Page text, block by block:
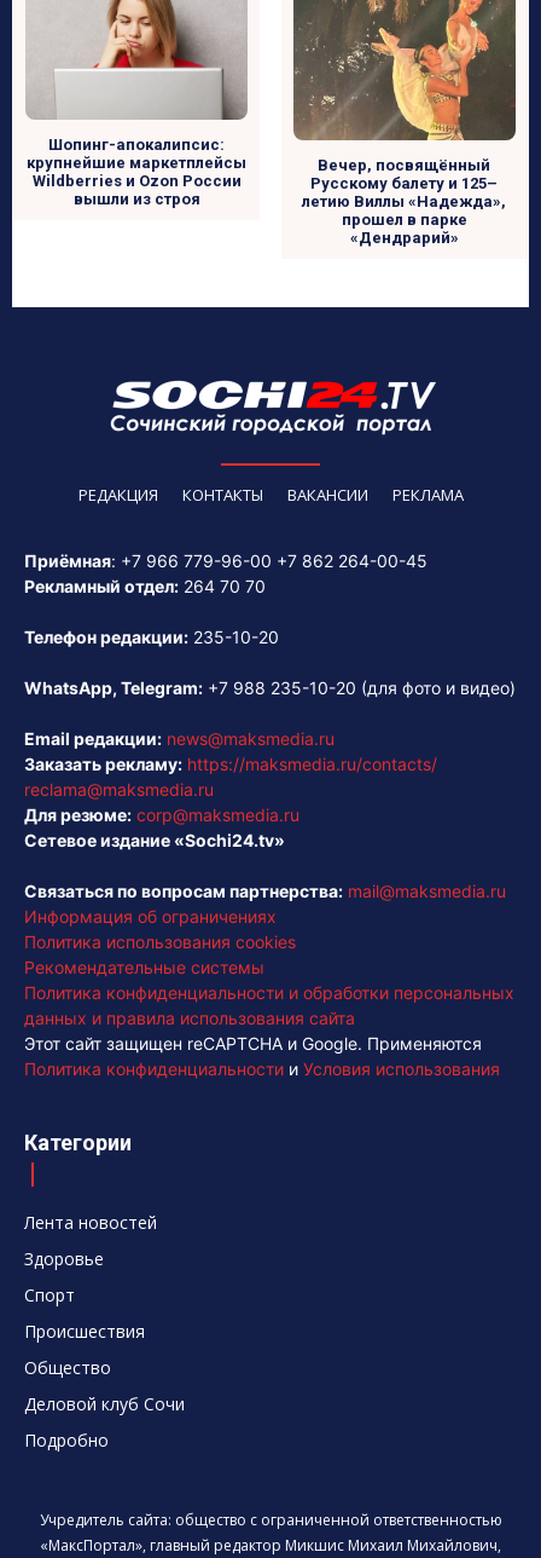
Шопинг-апокалипсис:
крупнейшие маркетплейсы
Wildberries и Ozon России
вышли из строя
Вечер, посвящённый
Русскому балету и 125–
летию Виллы «Надежда»,
прошел в парке
«Дендрарий»
РЕДАКЦИЯ КОНТАКТЫ ВАКАНСИИ РЕКЛАМА
Приёмная: +7 966 779-96-00 +7 862 264-00-45
Рекламный отдел: 264 70 70
Телефон редакции: 235-10-20
WhatsApp, Telegram: +7 988 235-10-20 (для фото и видео)
Email редакции: news@maksmedia.ru
Заказать рекламу: https://maksmedia.ru/contacts/
reclama@maksmedia.ru
Для резюме: corp@maksmedia.ru
Сетевое издание «Sochi24.tv»
Связаться по вопросам партнерства: mail@maksmedia.ru
Информация об ограничениях
Политика использования cookies
Рекомендательные системы
Политика конфиденциальности и обработки персональных
данных и правила использования сайта
Этот сайт защищен reCAPTCHA и Google. Применяются
Политика конфиденциальности и Условия использования
Категории
Лента новостей
Здоровье
Спорт
Происшествия
Общество
Деловой клуб Сочи
Подробно
Учредитель сайта: общество с ограниченной ответственностью
«МаксПортал», главный редактор Микшис Михаил Михайлович,